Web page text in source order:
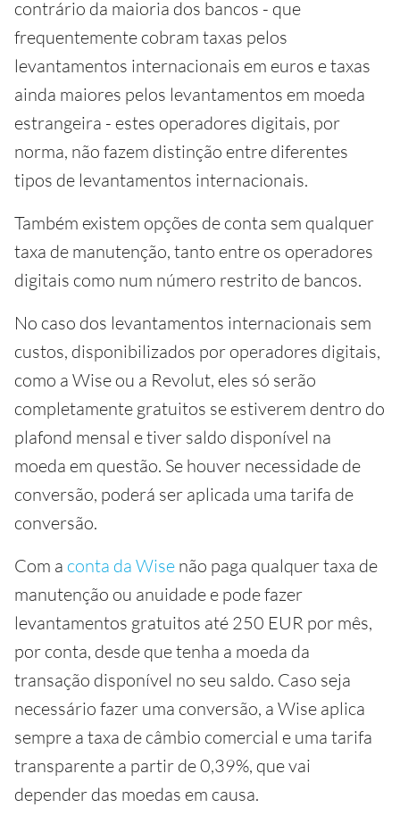
contrário da maioria dos bancos - que
frequentemente cobram taxas pelos
levantamentos internacionais em euros e taxas
ainda maiores pelos levantamentos em moeda
estrangeira - estes operadores digitais, por
norma, não fazem distinção entre diferentes
tipos de levantamentos internacionais.
Também existem opções de conta sem qualquer
taxa de manutenção, tanto entre os operadores
digitais como num número restrito de bancos.
No caso dos levantamentos internacionais sem
custos, disponibilizados por operadores digitais,
como a Wise ou a Revolut, eles só serão
completamente gratuitos se estiverem dentro do
plafond mensal e tiver saldo disponível na
moeda em questão. Se houver necessidade de
conversão, poderá ser aplicada uma tarifa de
conversão.
Com a conta da Wise não paga qualquer taxa de
manutenção ou anuidade e pode fazer
levantamentos gratuitos até 250 EUR por mês,
por conta, desde que tenha a moeda da
transação disponível no seu saldo. Caso seja
necessário fazer uma conversão, a Wise aplica
sempre a taxa de câmbio comercial e uma tarifa
transparente a partir de 0,39%, que vai
depender das moedas em causa.